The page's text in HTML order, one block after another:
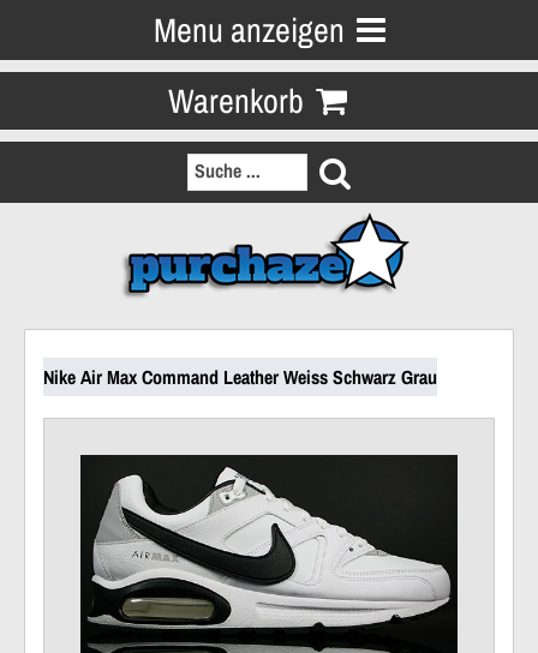
Menu anzeigen
Warenkorb
Nike Air Max Command Leather Weiss Schwarz Grau